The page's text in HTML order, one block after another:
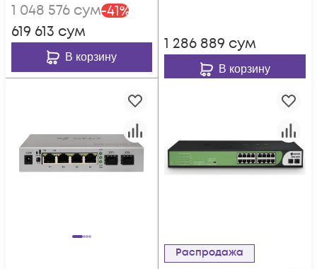
1 048 576 сум-41%
619 613 сум
В корзину
1 286 889 сум
В корзину
Распродажа